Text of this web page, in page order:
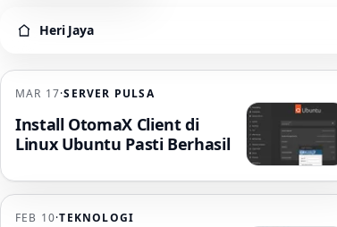
Heri Jaya
Heri Jaya
MAR 17·SERVER PULSA
Install OtomaX Client di
Linux Ubuntu Pasti Berhasil
FEB 10·TEKNOLOGI